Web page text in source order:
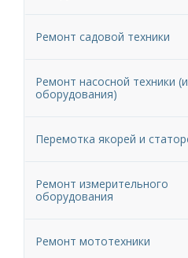
Ремонт садовой техники
Ремонт насосной техники
оборудования)
Перемотка якорей и
Ремонт измерительного
оборудования
Ремонт мототехники